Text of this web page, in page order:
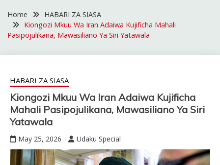
Home
HABARI ZA SIASA
Kiongozi Mkuu Wa Iran Adaiwa Kujificha Mahali
Pasipojulikana, Mawasiliano Ya Siri Yatawala
HABARI ZA SIASA
Kiongozi Mkuu Wa Iran Adaiwa Kujificha
Mahali Pasipojulikana, Mawasiliano Ya Siri
Yatawala
May 25, 2026 Udaku Special